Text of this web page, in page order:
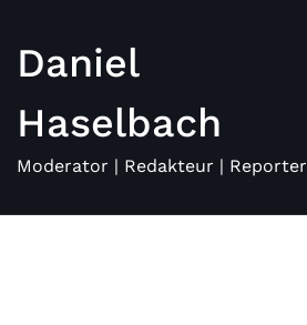
springen
Daniel
Haselbach
Moderator | Redakteur | Reporter